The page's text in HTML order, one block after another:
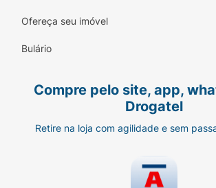
Ofereça seu imóvel
Bulário
Compre pelo site, app,
Drogatel
Retire na loja com agilidade e sem